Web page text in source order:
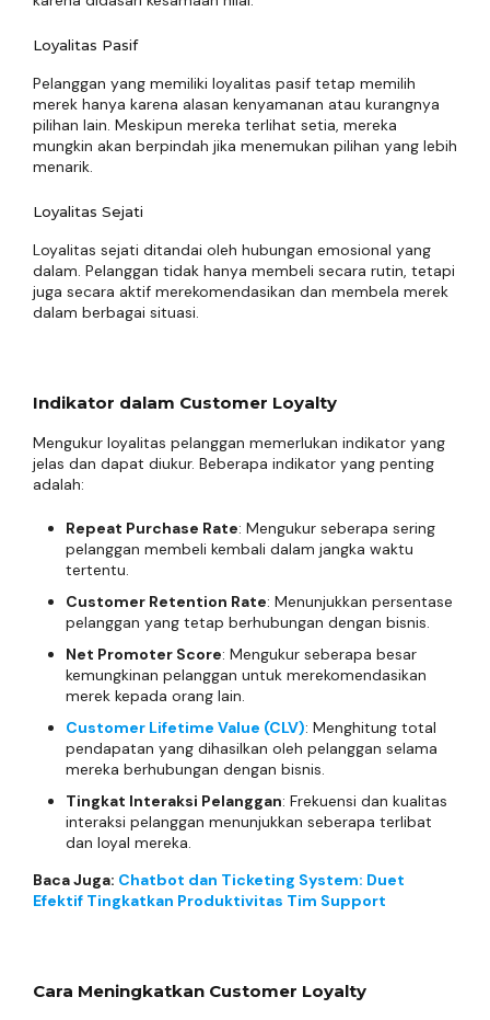
Loyalitas Pasif
Pelanggan yang memiliki loyalitas pasif tetap memilih
merek hanya karena alasan kenyamanan atau kurangnya
pilihan lain. Meskipun mereka terlihat setia, mereka
mungkin akan berpindah jika menemukan pilihan yang lebih
menarik.
Loyalitas Sejati
Loyalitas sejati ditandai oleh hubungan emosional yang
dalam. Pelanggan tidak hanya membeli secara rutin, tetapi
juga secara aktif merekomendasikan dan membela merek
dalam berbagai situasi.
Indikator dalam Customer Loyalty
Mengukur loyalitas pelanggan memerlukan indikator yang
jelas dan dapat diukur. Beberapa indikator yang penting
adalah:
Repeat Purchase Rate: Mengukur seberapa sering
pelanggan membeli kembali dalam jangka waktu
tertentu.
Customer Retention Rate: Menunjukkan persentase
pelanggan yang tetap berhubungan dengan bisnis.
Net Promoter Score: Mengukur seberapa besar
kemungkinan pelanggan untuk merekomendasikan
merek kepada orang lain.
Customer Lifetime Value (CLV): Menghitung total
pendapatan yang dihasilkan oleh pelanggan selama
mereka berhubungan dengan bisnis.
Tingkat Interaksi Pelanggan: Frekuensi dan kualitas
interaksi pelanggan menunjukkan seberapa terlibat
dan loyal mereka.
Baca Juga: Chatbot dan Ticketing System: Duet
Efektif Tingkatkan Produktivitas Tim Support
Cara Meningkatkan Customer Loyalty